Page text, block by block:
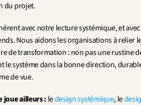
du projet.
avec notre lecture systémique, et
Nous aidons les organisations à relier
de transformation : non pas une rustine
le système dans la bonne direction,
de vue.
joue ailleurs : le design systémique, le